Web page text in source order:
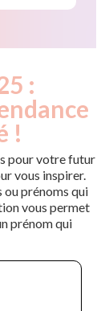
:
!
pour votre futur
vous inspirer.
ou prénoms qui
vous permet
prénom qui